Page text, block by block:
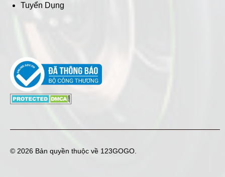
Tuyển Dụng
© 2026 Bản quyền thuộc về 123GOGO